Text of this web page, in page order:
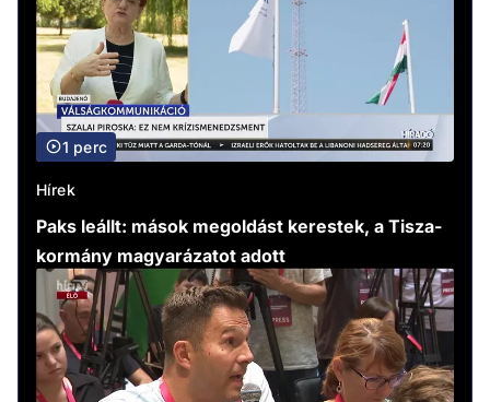
1 perc
Hírek
Paks leállt: mások megoldást kerestek, a Tisza-
kormány magyarázatot adott